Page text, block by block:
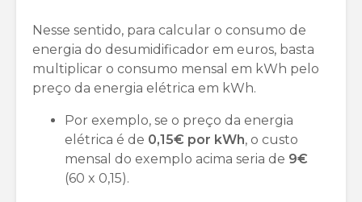
Nesse sentido, para calcular o consumo de
energia do desumidificador em euros, basta
multiplicar o consumo mensal em kWh pelo
preço da energia elétrica em kWh.
Por exemplo, se o preço da energia
elétrica é de 0,15€ por kWh, o custo
mensal do exemplo acima seria de 9€
(60 x 0,15).